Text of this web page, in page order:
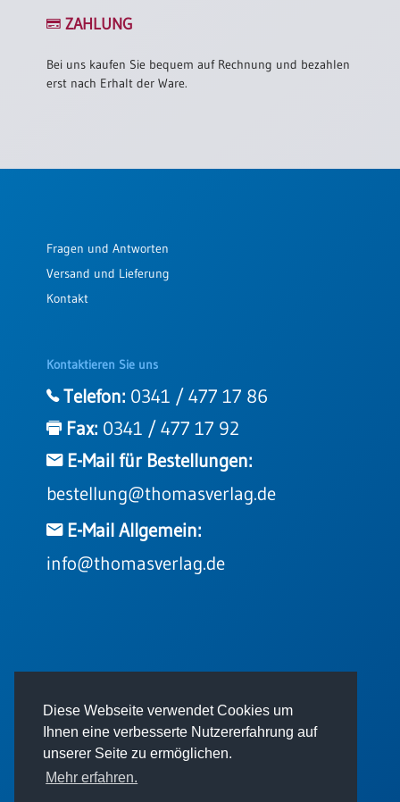
Diese Webseite verwendet Cookies um
Ihnen eine verbesserte Nutzererfahrung auf
unserer Seite zu ermöglichen.
Mehr erfahren.
ZAHLUNG
Bei uns kaufen Sie bequem auf Rechnung und bezahlen
erst nach Erhalt der Ware.
Fragen und Antworten
Versand und Lieferung
Kontakt
Kontaktieren Sie uns
Telefon: 0341 / 477 17 86
Fax: 0341 / 477 17 92
E-Mail für Bestellungen:
bestellung@thomasverlag.de
E-Mail Allgemein:
info@thomasverlag.de